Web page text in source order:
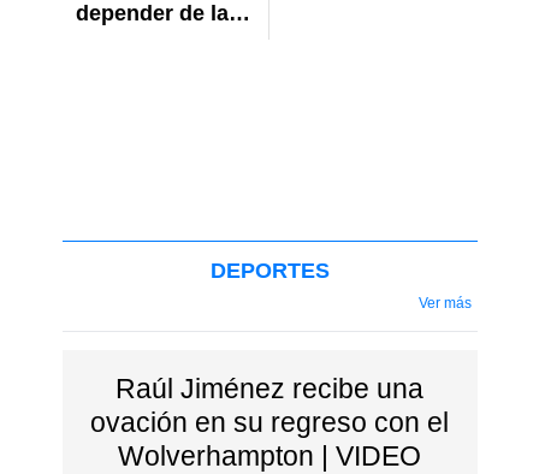
depender de las
DEPORTES
Ver más
Raúl Jiménez recibe una
ovación en su regreso con el
Wolverhampton | VIDEO